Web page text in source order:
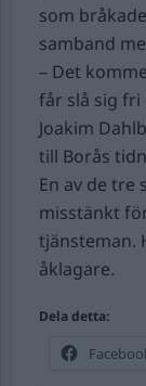
som
samband
– Det
får slå sig fri
Joakim
till Borås
En av de tre
misstänkt
tjänsteman.
åklagare.
Dela detta: